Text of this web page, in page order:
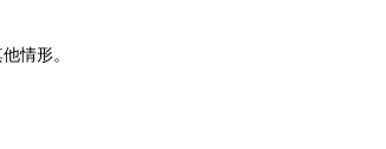
情形。